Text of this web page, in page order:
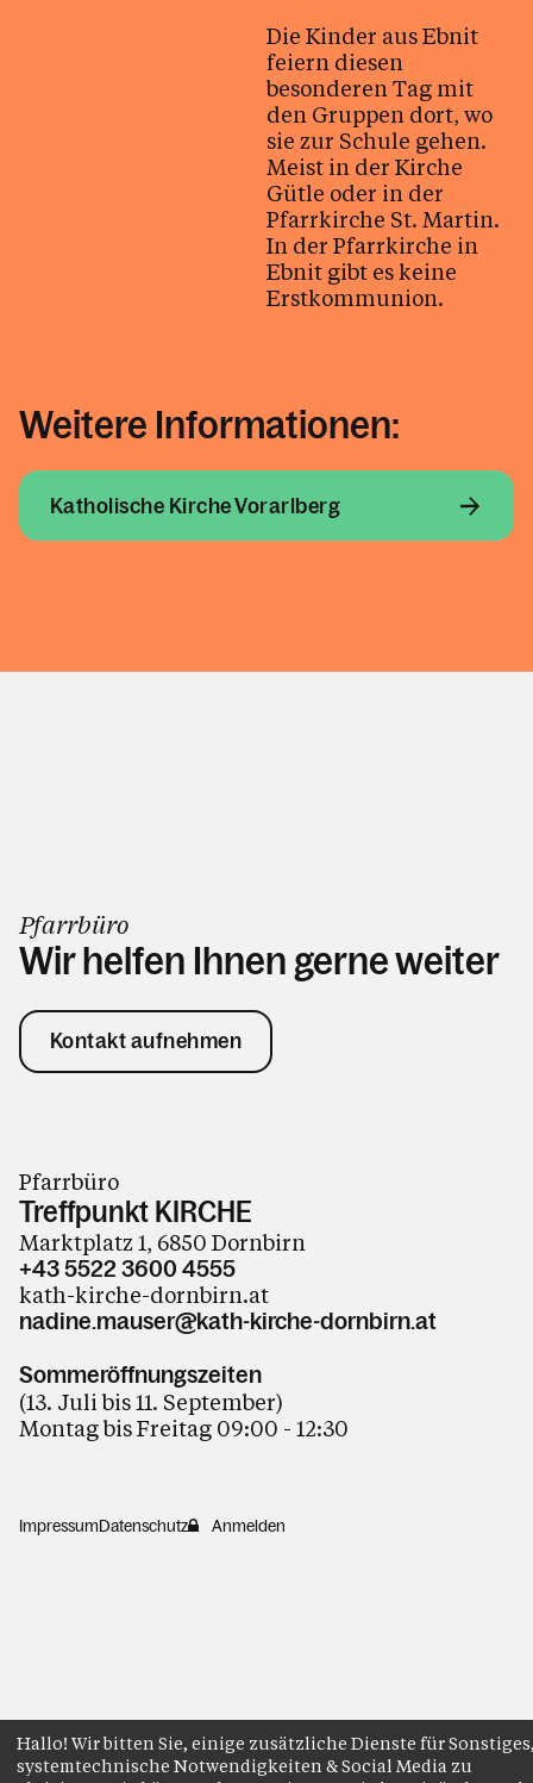
Die Kinder aus Ebnit
feiern diesen
besonderen Tag mit
den Gruppen dort, wo
sie zur Schule gehen.
Meist in der Kirche
Gütle oder in der
Pfarrkirche St. Martin.
In der Pfarrkirche in
Ebnit gibt es keine
Erstkommunion.
Weitere Informationen:
Katholische Kirche Vorarlberg
Pfarrbüro
Wir helfen Ihnen gerne weiter
Kontakt aufnehmen
Pfarrbüro
Treffpunkt KIRCHE
Marktplatz 1, 6850 Dornbirn
+43 5522 3600 4555
kath-kirche-dornbirn.at
nadine.mauser@kath-kirche-dornbirn.at
Sommeröffnungszeiten
(13. Juli bis 11. September)
Montag bis Freitag 09:00 - 12:30
ImpressumDatenschutz Anmelden
Hallo! Wir bitten Sie, einige zusätzliche Dienste für
systemtechnische Notwendigkeiten & Social Media zu